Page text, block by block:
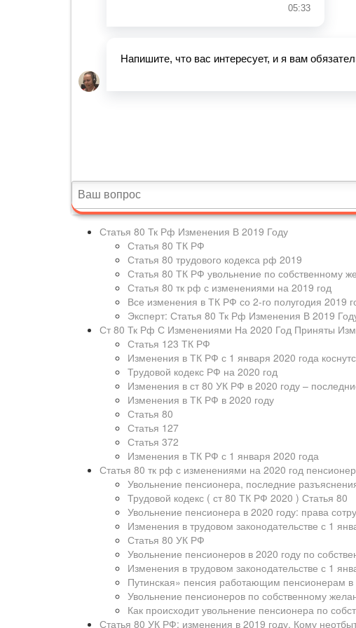
Статья 80 Тк Рф Изменения В 2019 Году
Статья 80 ТК РФ
Статья 80 трудового кодекса рф 2019
Статья 80 ТК РФ увольнение по собственному
Статья 80 тк рф с изменениями на 2019 год
Все изменения в ТК РФ со 2-го полугодия 2019
Эксперт: Статья 80 Тк Рф Изменения В 2019
Ст 80 Тк Рф С Изменениями На 2020 Год Приняты
Статья 123 ТК РФ
Изменения в ТК РФ с 1 января 2020 года
Трудовой кодекс РФ на 2020 год
Изменения в ст 80 УК РФ в 2020 году –
Изменения в ТК РФ в 2020 году
Статья 80
Статья 127
Статья 372
Изменения в ТК РФ с 1 января 2020 года
Статья 80 тк рф с изменениями на 2020 год
Увольнение пенсионера, последние
Трудовой кодекс ( ст 80 ТК РФ 2020 ) Статья 80
Увольнение пенсионера в 2020 году: права
Изменения в трудовом законодательстве с 1
Статья 80 УК РФ
Увольнение пенсионеров в 2020 году по
Изменения в трудовом законодательстве с 1
Путинская» пенсия работающим пенсионерам в
Увольнение пенсионеров по собственному
Как происходит увольнение пенсионера по
Статья 80 УК РФ: изменения в 2019 году. Кому